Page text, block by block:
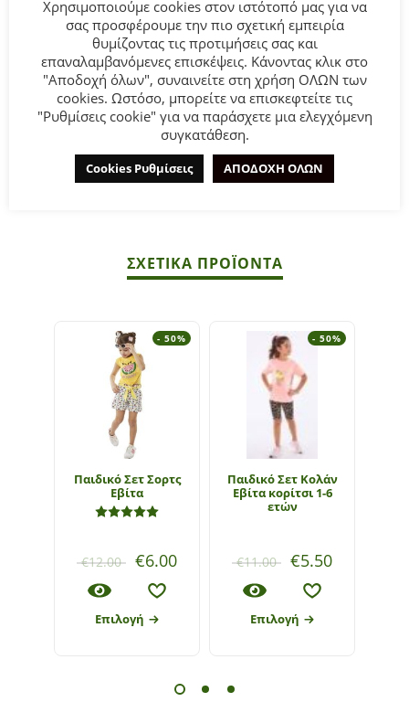
Παιδικό σετ σορτς for Funky Kids για κορίτσι από 2 έως 6
ετών. Αμάνικη μπλούζα σε χρώμα ροζ και φυστικί σορτς με
allover τύπωμα.
Σύνθεση:95% COTTON-5% ELASTAN.
ΣΥΜΒΟΥΛΕΣ
ΣΧΕΤΙΚΆ ΠΡΟΪΌΝΤΑ
- 50%
Παιδικό Σετ Σορτς
Εβίτα
από 5
€12.00 €6.00
Επιλογή
- 50%
Παιδικό Σετ Κολάν
Εβίτα κορίτσι 1-6
ετών
€11.00 €5.50
Επιλογή
Χρησιμοποιούμε cookies στον ιστότοπό μας για να
σας προσφέρουμε την πιο σχετική εμπειρία
θυμίζοντας τις προτιμήσεις σας και
επαναλαμβανόμενες επισκέψεις. Κάνοντας κλικ στο
"Αποδοχή όλων", συναινείτε στη χρήση ΟΛΩΝ των
cookies. Ωστόσο, μπορείτε να επισκεφτείτε τις
"Ρυθμίσεις cookie" για να παράσχετε μια ελεγχόμενη
συγκατάθεση.
Cookies Ρυθμίσεις ΑΠΟΔΟΧΗ ΟΛΩΝ